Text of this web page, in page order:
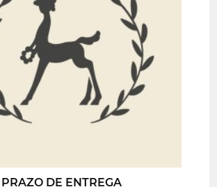
PRAZO DE ENTREGA